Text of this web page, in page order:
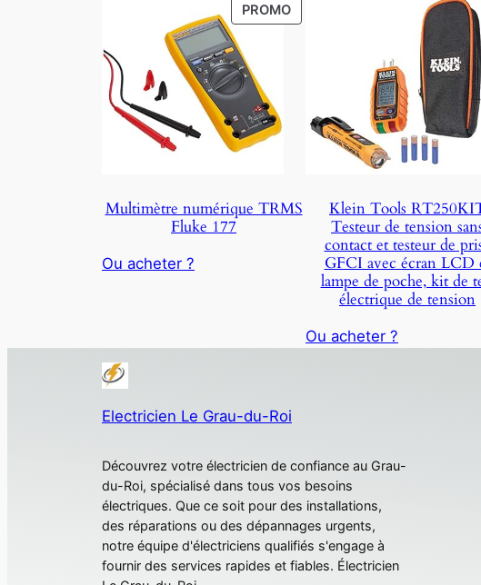
PROMOP
R
A
Multimètre numérique TRMS
Fluke 177
Ou acheter ?
Klein Tools
Testeur de tension
contact et testeur de
GFCI avec écran LCD
lampe de poche, kit de
électrique de tension
Ou acheter ?
Electricien Le Grau-du-Roi
Découvrez votre électricien de confiance au Grau-
du-Roi, spécialisé dans tous vos besoins
électriques. Que ce soit pour des installations,
des réparations ou des dépannages urgents,
notre équipe d'électriciens qualifiés s'engage à
fournir des services rapides et fiables. Électricien